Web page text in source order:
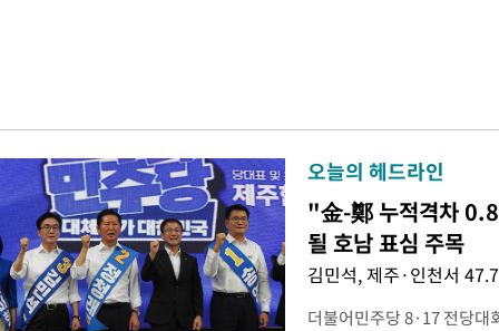
오늘의 헤드라인
"金-鄭 누적격차
될 호남 표심 주목
김민석, 제주·인천서
더불어민주당 8·17 전당대